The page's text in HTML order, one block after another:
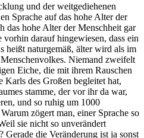
und der weitgediehenen
Sprache auf das hohe Alter der
das hohe Alter der Menschheit gar
darauf hingewiesen, dass ein
heißt naturgemäß, älter wird als im
Niemand zweifelt
Eiche, die mit ihrem Rauschen
Karls des Großen begleitet hat,
stamme, der vor ihr da war,
und so ruhig um 1000
zögert man, einer Sprache so
sie nicht so unverändert
Gerade die Veränderung ist ja sonst